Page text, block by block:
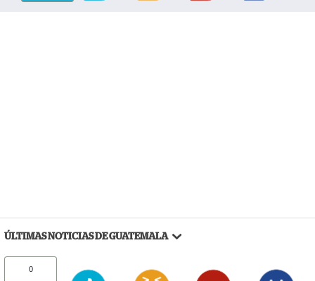
ÚLTIMAS NOTICIAS DE GUATEMALA
0